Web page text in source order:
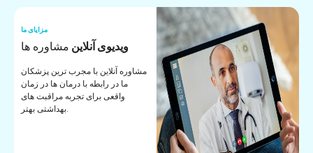
مزایای ما
ویدیوی آنلاین مشاوره ها
مشاوره آنلاین با مجرب ترین پزشکان
ما در رابطه با درمان ها در زمان
واقعی برای تجربه مراقبت های
بهداشتی بهتر.